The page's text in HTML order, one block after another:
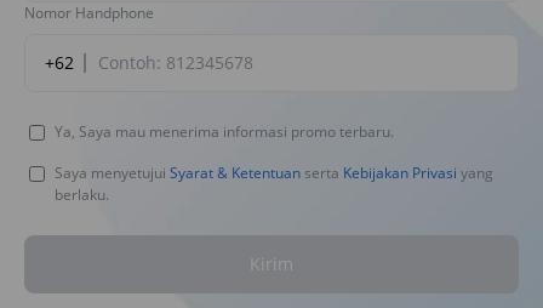
Nomor Handphone
+62
Ya, Saya mau menerima informasi promo terbaru.
Saya menyetujui Syarat & Ketentuan serta Kebijakan Privasi yang
berlaku.
Kirim